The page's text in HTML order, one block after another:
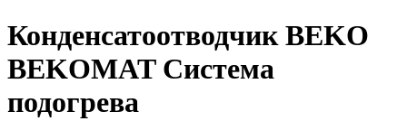
Конденсатоотводчик BEKO
BEKOMAT Система
подогрева